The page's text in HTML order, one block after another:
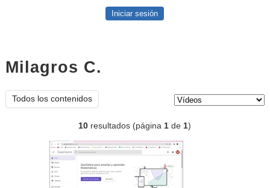
Iniciar sesión
Milagros C.
Todos los contenidos
10 resultados (página1 de1)